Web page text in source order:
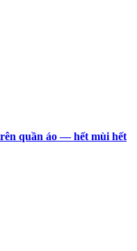
quần áo — hết mùi hết